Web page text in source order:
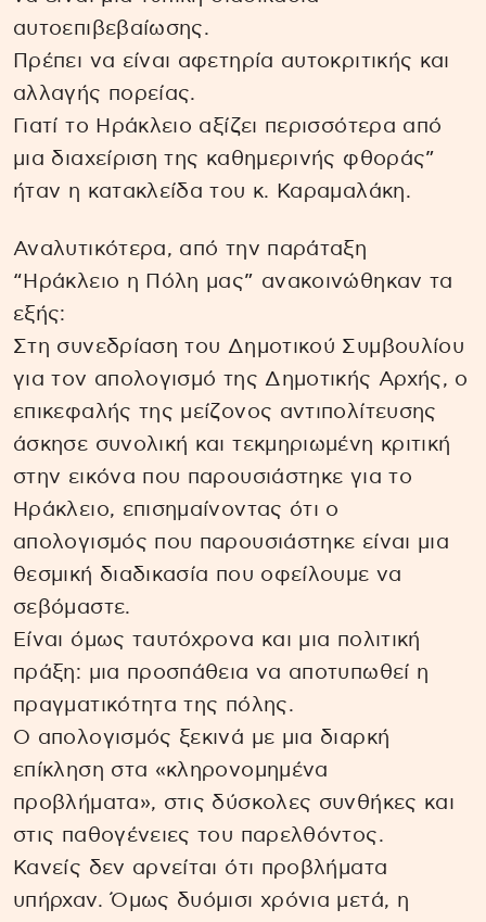
αυτοεπιβεβαίωσης.
Πρέπει να είναι αφετηρία αυτοκριτικής και
αλλαγής πορείας.
Γιατί το Ηράκλειο αξίζει περισσότερα από
μια διαχείριση της καθημερινής φθοράς”
ήταν η κατακλείδα του κ. Καραμαλάκη.
Αναλυτικότερα, από την παράταξη
“Ηράκλειο η Πόλη μας” ανακοινώθηκαν τα
εξής:
Στη συνεδρίαση του Δημοτικού Συμβουλίου
για τον απολογισμό της Δημοτικής Αρχής, ο
επικεφαλής της μείζονος αντιπολίτευσης
άσκησε συνολική και τεκμηριωμένη κριτική
στην εικόνα που παρουσιάστηκε για το
Ηράκλειο, επισημαίνοντας ότι ο
απολογισμός που παρουσιάστηκε είναι μια
θεσμική διαδικασία που οφείλουμε να
σεβόμαστε.
Είναι όμως ταυτόχρονα και μια πολιτική
πράξη: μια προσπάθεια να αποτυπωθεί η
πραγματικότητα της πόλης.
Ο απολογισμός ξεκινά με μια διαρκή
επίκληση στα «κληρονομημένα
προβλήματα», στις δύσκολες συνθήκες και
στις παθογένειες του παρελθόντος.
Κανείς δεν αρνείται ότι προβλήματα
υπήρχαν. Όμως δυόμισι χρόνια μετά, η